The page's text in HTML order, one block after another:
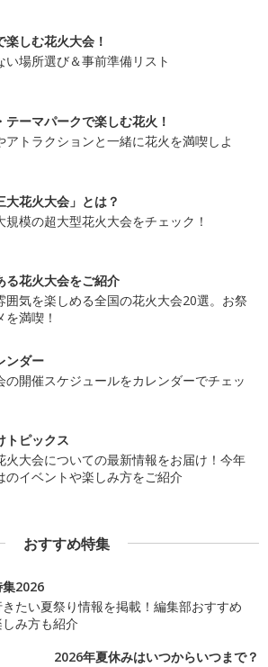
楽しむ花火大会！
い場所選び＆事前準備リスト
テーマパークで楽しむ花火！
アトラクションと一緒に花火を満喫しよ
大花火大会」とは？
規模の超大型花火大会をチェック！
る花火大会をご紹介
囲気を楽しめる全国の花火大会20選。お祭
を満喫！
ンダー
の開催スケジュールをカレンダーでチェッ
トピックス
火大会についての最新情報をお届け！今年
のイベントや楽しみ方をご紹介
おすすめ特集
2026
たい夏祭り情報を掲載！編集部おすすめ
み方も紹介
2026年夏休みはいつからいつまで？